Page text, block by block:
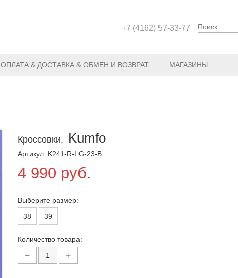
+7 (4162) 57-33-77
ОПЛАТА & ДОСТАВКА & ОБМЕН И ВОЗВРАТ МАГАЗИНЫ
Кроссовки, Kumfo
Артикул: K241-R-LG-23-B
4 990 руб.
Выберите размер:
38
39
Количество товара: